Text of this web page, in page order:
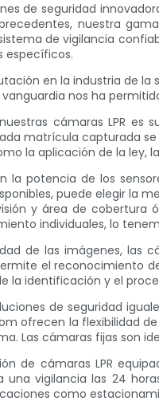
de seguridad
nuestra
de vigilancia
específicos.
en la industria de
nos ha
cámaras LPR
matrícula capturada
la aplicación de la ley,
la potencia de los
puede elegir la
y área de
individuales, lo
de las imágenes, las
el reconocimiento
identificación y el
de seguridad
ofrecen la flexibilidad
Las cámaras fijas son
de cámaras LPR
una vigilancia las 24
como